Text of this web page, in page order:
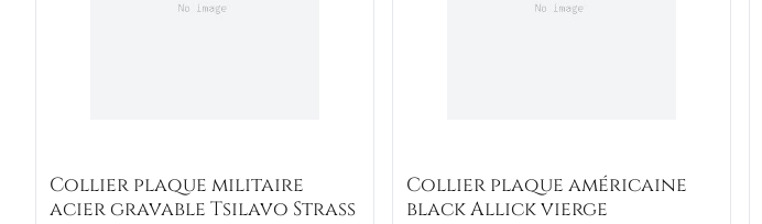
Collier plaque militaire
acier gravable Tsilavo Strass
Collier plaque américaine
black Allick vierge